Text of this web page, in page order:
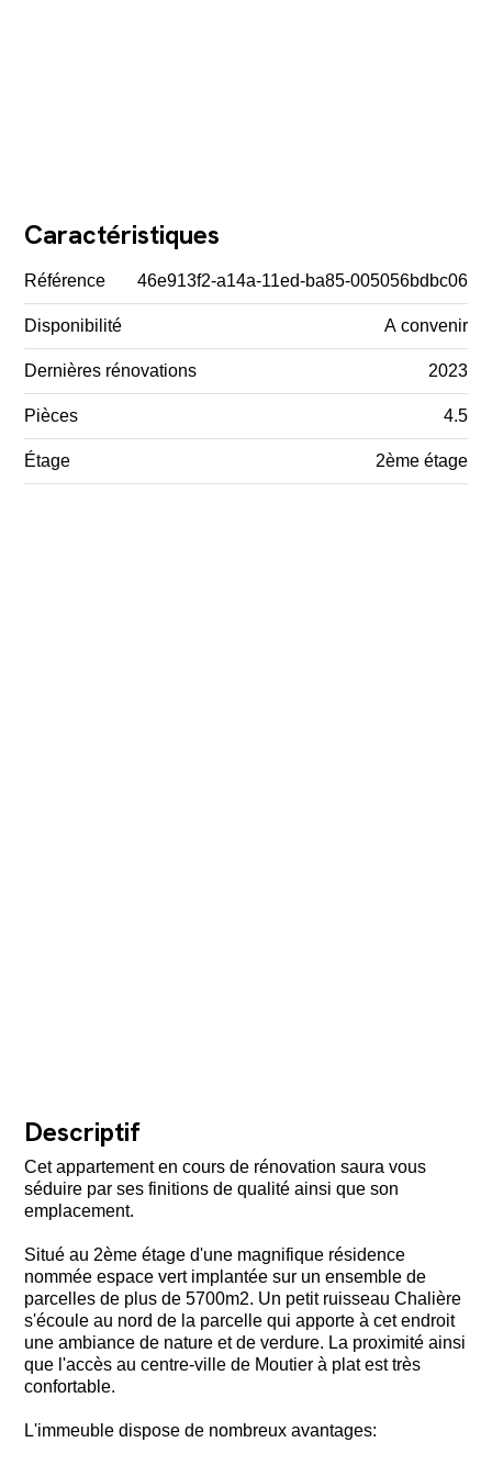
Caractéristiques
Référence 46e913f2-a14a-11ed-ba85-005056bdbc06
Disponibilité A convenir
Dernières rénovations 2023
Pièces 4.5
Étage 2ème étage
Descriptif
Cet appartement en cours de rénovation saura vous
séduire par ses finitions de qualité ainsi que son
emplacement.
Situé au 2ème étage d'une magnifique résidence
nommée espace vert implantée sur un ensemble de
parcelles de plus de 5700m2. Un petit ruisseau Chalière
s'écoule au nord de la parcelle qui apporte à cet endroit
une ambiance de nature et de verdure. La proximité ainsi
que l'accès au centre-ville de Moutier à plat est très
confortable.
L'immeuble dispose de nombreux avantages: